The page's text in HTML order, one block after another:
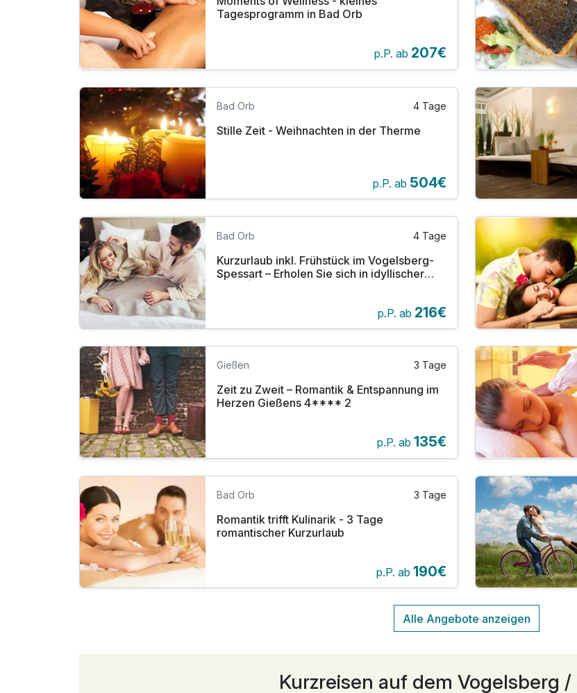
Tagesprogramm in Bad Orb
p.P. ab 207€
Bad Orb 4 Tage
Stille Zeit - Weihnachten in der Therme
p.P. ab 504€
Bad Orb 4 Tage
Kurzurlaub inkl. Frühstück im Vogelsberg-
Spessart – Erholen Sie sich in idyllischer
p.P. ab 216€
Gießen 3 Tage
Zeit zu Zweit – Romantik & Entspannung im
Herzen Gießens 4**** 2
p.P. ab 135€
Bad Orb 3 Tage
Romantik trifft Kulinarik - 3 Tage
romantischer Kurzurlaub
p.P. ab 190€
Kurzreisen auf dem Vogelsberg /